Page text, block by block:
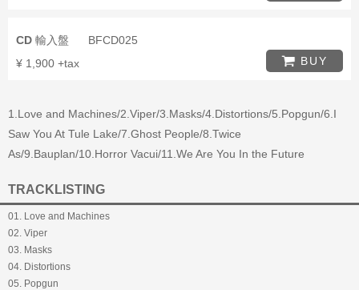
CD 輸入盤
BFCD025
¥ 1,900 +tax
BUY
1.Love and Machines/2.Viper/3.Masks/4.Distortions/5.Popgun/6.I
Saw You At Tule Lake/7.Ghost People/8.Twice
As/9.Bauplan/10.Horror Vacui/11.We Are You In the Future
TRACKLISTING
01. Love and Machines
02. Viper
03. Masks
04. Distortions
05. Popgun